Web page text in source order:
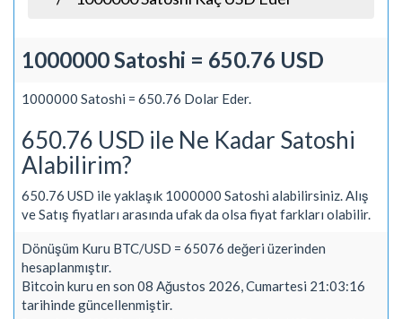
1000000 Satoshi = 650.76 USD
1000000 Satoshi = 650.76 Dolar Eder.
650.76 USD ile Ne Kadar Satoshi
Alabilirim?
650.76 USD ile yaklaşık 1000000 Satoshi alabilirsiniz. Alış
ve Satış fiyatları arasında ufak da olsa fiyat farkları olabilir.
Dönüşüm Kuru BTC/USD = 65076 değeri üzerinden
hesaplanmıştır.
Bitcoin kuru en son 08 Ağustos 2026, Cumartesi 21:03:16
tarihinde güncellenmiştir.